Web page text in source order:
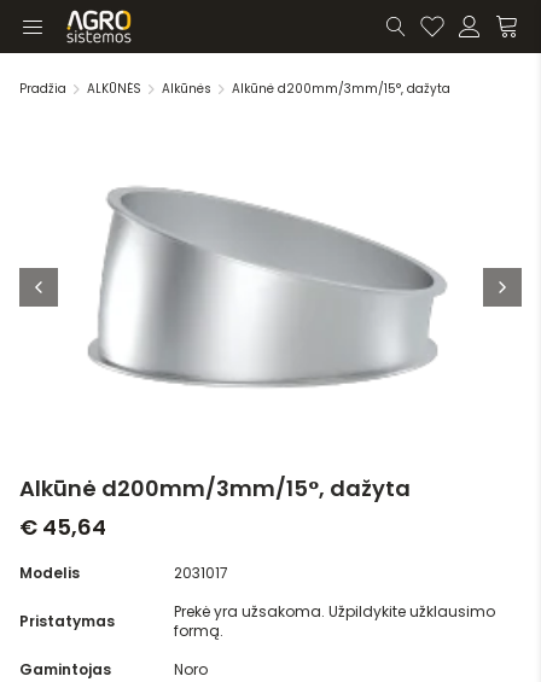
Pradžia ALKŪNĖS Alkūnės Alkūnė d200mm/3mm/15°, dažyta
Alkūnė d200mm/3mm/15°, dažyta
€ 45,64
Modelis 2031017
Pristatymas
Prekė yra užsakoma. Užpildykite užklausimo
formą.
Gamintojas
Noro